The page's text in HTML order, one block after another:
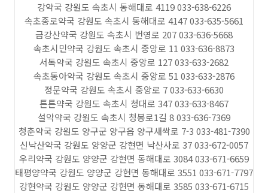
강약국 강원도 속초시 동해대로 4119 033-638-6226
속초종로약국 강원도 속초시 동해대로 4147 033-635-5661
금강산약국 강원도 속초시 번영로 207 033-636-5668
속초시민약국 강원도 속초시 중앙로 11 033-636-8873
서독약국 강원도 속초시 중앙로 127 033-633-2682
속초동아약국 강원도 속초시 중앙로 51 033-633-2876
정문약국 강원도 속초시 중앙로 7 033-633-6630
튼튼약국 강원도 속초시 청대로 347 033-633-8467
설악약국 강원도 속초시 청봉로1길 8 033-636-7369
청춘약국 강원도 양구군 양구읍 양구새싹로 7-3 033-481-7390
신낙산약국 강원도 양양군 강현면 낙산사로 37 033-672-0057
우리약국 강원도 양양군 강현면 동해대로 3084 033-671-6659
태평양약국 강원도 양양군 강현면 동해대로 3551 033-671-7797
강현약국 강원도 양양군 강현면 동해대로 3585 033-671-6715